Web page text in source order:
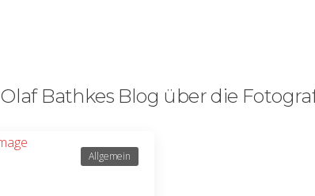
Olaf Bathkes Blog über die
Allgemein